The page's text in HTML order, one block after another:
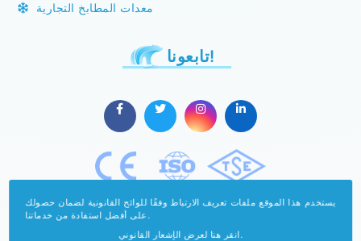
معدات المطابخ التجارية
تابعونا!
يستخدم هذا الموقع ملفات تعريف الارتباط وفقًا للوائح القانونية لضمان حصولك
على أفضل استفادة من خدماتنا.
انقر هنا لعرض الإشعار القانوني.